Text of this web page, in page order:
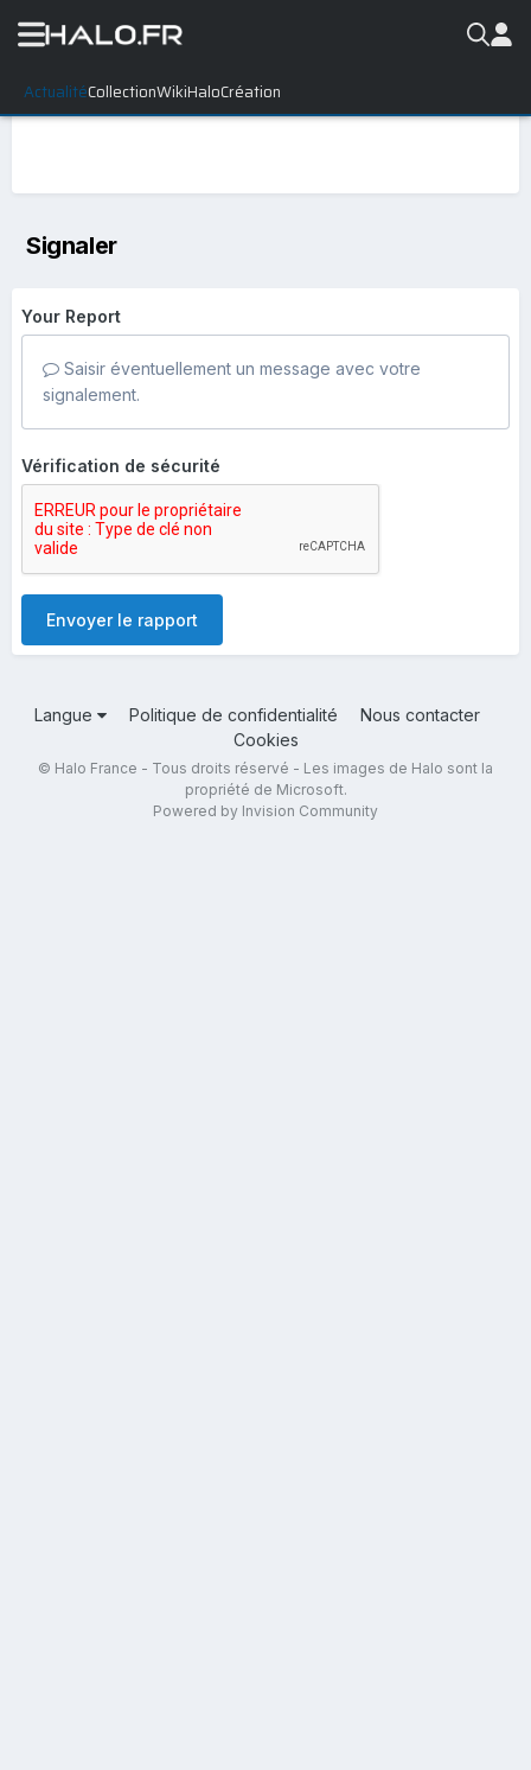
ActualitéCollectionWikiHaloCréation
Signaler
Your Report
Saisir éventuellement un message avec votre
signalement.
Vérification de sécurité
Envoyer le rapport
Langue Politique de confidentialité
Nous contacter
Cookies
© Halo France - Tous droits réservé - Les images de Halo sont la
propriété de Microsoft.
Powered by Invision Community